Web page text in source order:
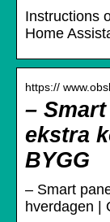
Instructions
Home
https://
–
ekstra
BYGG
– Smart
hverdagen |